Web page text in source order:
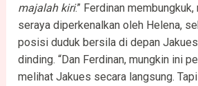
majalah kiri.” Ferdinan
seraya diperkenalkan oleh Helena,
posisi duduk bersila di depan
dinding. “Dan Ferdinan, mungkin ini
melihat Jakues secara langsung.